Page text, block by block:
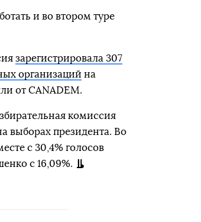
и во втором туре
зарегистрировала 307
организаций на
от CANADEM.
комиссия
выборах президента. Во
с 30,4% голосов
с 16,09%.